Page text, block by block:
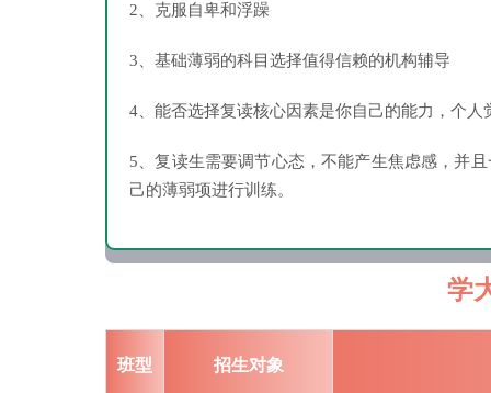
2、克服自卑和浮躁
3、基础薄弱的科目选择值得信赖的机构辅导
4、能否选择复读核心因素是你自己的能力，个
5、复读生需要调节心态，不能产生焦虑感，并
己的薄弱项进行训练。
学
班型 招生对象